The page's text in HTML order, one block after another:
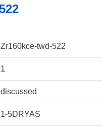
Zr160kce-twd-522
1
discussed
1-5DRYAS